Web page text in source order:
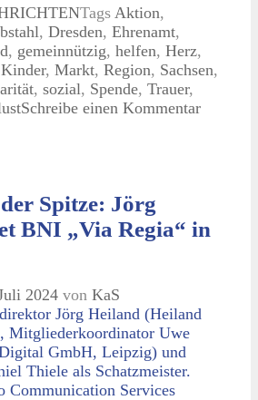
Tags Aktion,
, Dresden, Ehrenamt,
, gemeinnützig, helfen, Herz,
Kinder, Markt, Region, Sachsen,
, sozial, Spende, Trauer,
Schreibe einen Kommentar
Spitze: Jörg
BNI „Via Regia“ in
2024 von KaS